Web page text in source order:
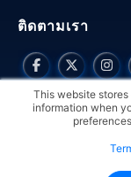
This website
information when
ติดตามเรา
ลิขสิทธิ์ ©